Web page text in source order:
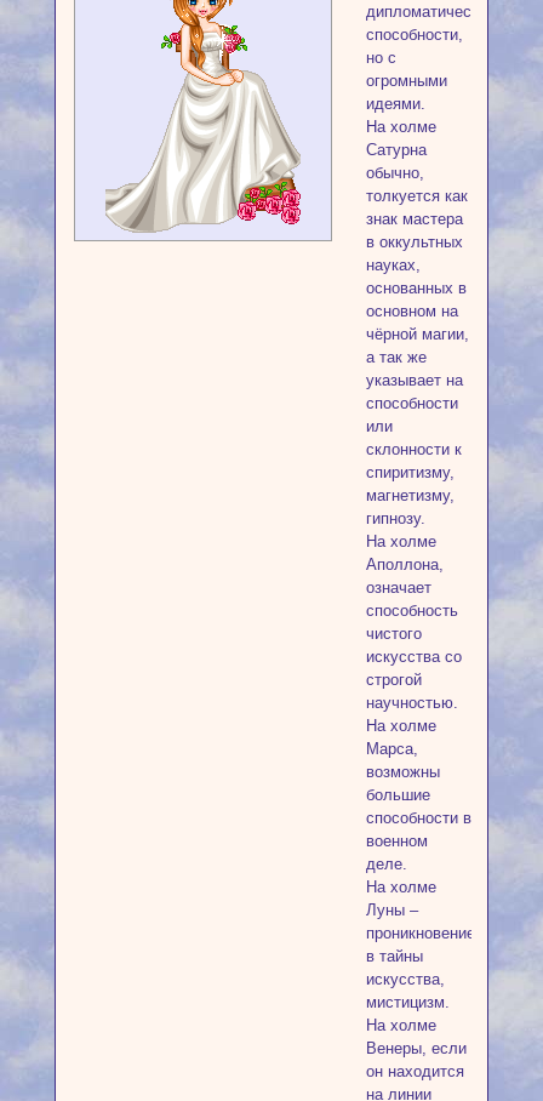
дипломатические
способности,
но с
огромными
идеями.
На холме
Сатурна
обычно,
толкуется как
знак мастера
в оккультных
науках,
основанных в
основном на
чёрной магии,
а так же
указывает на
способности
или
склонности к
спиритизму,
магнетизму,
гипнозу.
На холме
Аполлона,
означает
способность
чистого
искусства со
строгой
научностью.
На холме
Марса,
возможны
большие
способности в
военном
деле.
На холме
Луны –
проникновение
в тайны
искусства,
мистицизм.
На холме
Венеры, если
он находится
на линии